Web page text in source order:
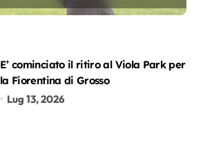
E’ cominciato il ritiro al Viola Park per
la Fiorentina di Grosso
Lug 13, 2026